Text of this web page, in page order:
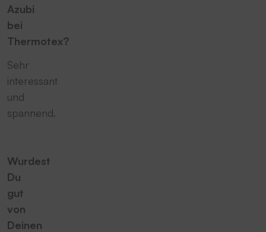
Azubi
bei
Thermotex?
Sehr
interessant
und
spannend.
Wurdest
Du
gut
von
Deinen